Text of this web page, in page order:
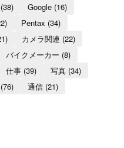
Google(16)
Pentax (34)
カメラ関連 (22)
バイクメーカー (8)
仕事(39) 写真(34)
(76) 通信(21)